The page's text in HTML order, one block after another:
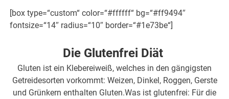
[box type=“custom“ color=“#ffffff“ bg=“#ff9494″
fontsize=“14″ radius=“10″ border=“#1e73be“]
Die Glutenfrei Diät
Gluten ist ein Klebereiweiß, welches in den gängigsten
Getreidesorten vorkommt: Weizen, Dinkel, Roggen, Gerste
und Grünkern enthalten Gluten.Was ist glutenfrei: Für die